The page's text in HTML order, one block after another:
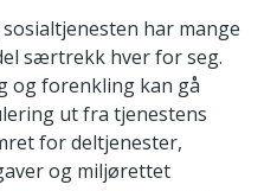
har mange
særtrekk hver for seg.
og forenkling kan gå
ut fra tjenestens
for deltjenester,
og miljørettet